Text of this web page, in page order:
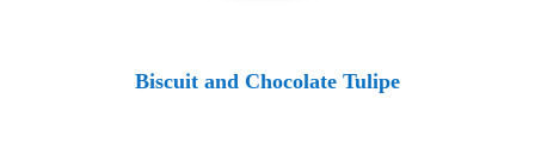
Biscuit and Chocolate Tulipe